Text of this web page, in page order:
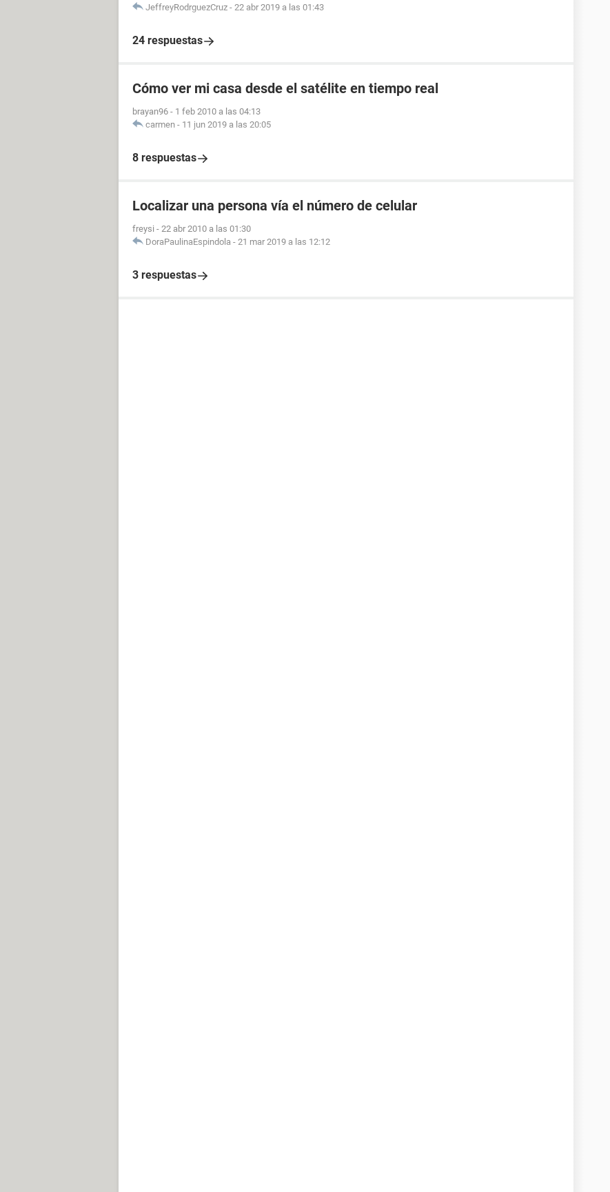
JeffreyRodrguezCruz - 22 abr 2019 a las 01:43
24 respuestas
Cómo ver mi casa desde el satélite en tiempo real
brayan96 - 1 feb 2010 a las 04:13
carmen - 11 jun 2019 a las 20:05
8 respuestas
Localizar una persona vía el número de celular
freysi - 22 abr 2010 a las 01:30
DoraPaulinaEspindola - 21 mar 2019 a las 12:12
3 respuestas